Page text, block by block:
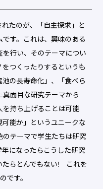
たのが、「自主探求」と
す。これは、興味のある
行い、そのテーマについ
つくったりするというも
の長寿命化」、「食べら
面目な研究テーマから
を持ち上げることは可能
能か」というユニークな
のテーマで学生たちは研究
になったらこうした研究
たらとんでもない! これを
です。